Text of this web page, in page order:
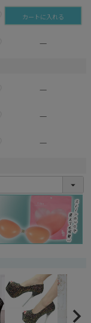
カートに入れる
—
—
—
—